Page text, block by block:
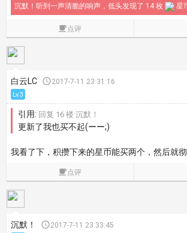
沉默！听到一声清脆的响声，低头发现了 14 枚 星
点评
白云LC 2017-7-11 23:31:16
Lv.3
引用: 回复 16 楼 沉默！
更新了我也买不起(ーー;)
我看了下，积攒下来的星币能买两个，然后就彻
点评
沉默！ 2017-7-11 23:33:45